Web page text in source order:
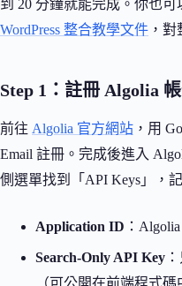
到 20 分鐘就能完成。你也
WordPress 整合教學文件 ，
Step 1：註冊 Algolia
前往 Algolia 官方網站 ，用
Email 註冊。完成後進入
側選單找到「API Keys」，
Application ID ：
Search-Only API Key